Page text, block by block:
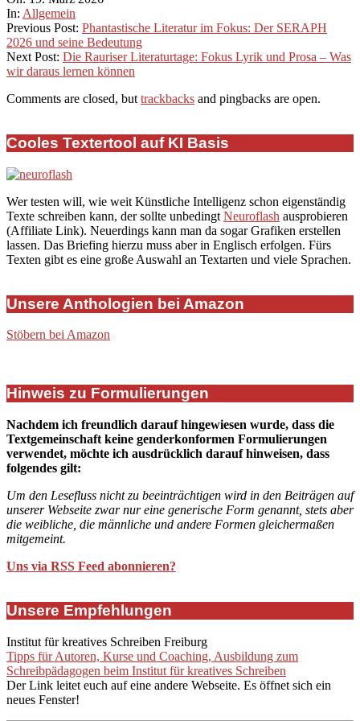
03-
19
In: Allgemein
Previous Post: Phantastische Literatur im Fokus: Der SERAPH
2026 und seine Bedeutung
Next Post: Die Rauriser Literaturtage: Fokus Lyrik und Prosa – Was
wir daraus lernen können
Comments are closed, but trackbacks and pingbacks are open.
Cooles Textertool auf KI Basis
Wer testen will, wie weit Künstliche Intelligenz schon eigenständig
Texte schreiben kann, der sollte unbedingt Neuroflash ausprobieren
(Affiliate Link). Neuerdings kann man da sogar Grafiken erstellen
lassen. Das Briefing hierzu muss aber in Englisch erfolgen. Fürs
Texten gibt es eine große Auswahl an Textarten und viele Sprachen.
Unsere Anthologien bei Amazon
Stöbern bei Amazon
Hinweis zu Formulierungen
Nachdem ich freundlich darauf hingewiesen wurde, dass die
Textgemeinschaft keine genderkonformen Formulierungen
verwendet, möchte ich ausdrücklich darauf hinweisen, dass
folgendes gilt:
Um den Lesefluss nicht zu beeinträchtigen wird in den Beiträgen auf
unserer Webseite zwar nur eine generische Form genannt, stets aber
die weibliche, die männliche und andere Formen gleichermaßen
mitgemeint.
Uns via RSS Feed abonnieren?
Unsere Empfehlungen
Institut für kreatives Schreiben Freiburg
Tipps für Autoren, Kurse und Coaching, Ausbildung zum
Schreibpädagogen beim Institut für kreatives Schreiben
Der Link leitet euch auf eine andere Webseite. Es öffnet sich ein
neues Fenster!